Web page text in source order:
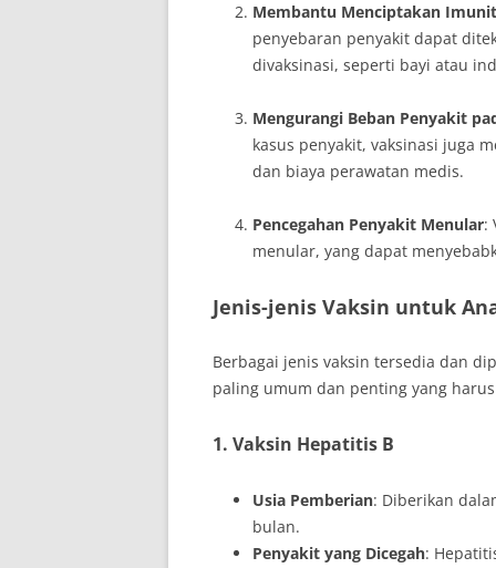
Membantu Menciptakan
penyebaran penyakit dapat
divaksinasi, seperti bayi atau
Mengurangi Beban Penyakit
kasus penyakit, vaksinasi juga
dan biaya perawatan medis.
Pencegahan Penyakit Menular:
menular, yang dapat
Jenis-jenis Vaksin untuk
Berbagai jenis vaksin tersedia dan
paling umum dan penting yang
1. Vaksin Hepatitis B
Usia Pemberian: Diberikan
bulan.
Penyakit yang Dicegah: